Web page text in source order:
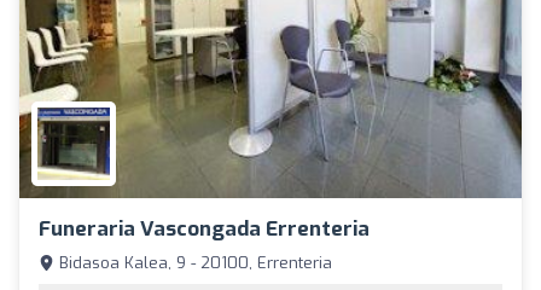
Funeraria Vascongada Errenteria
Bidasoa Kalea, 9 - 20100, Errenteria